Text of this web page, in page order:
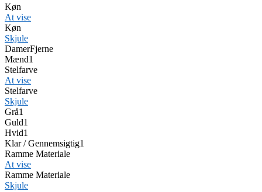
Køn
At vise
Køn
Skjule
DamerFjerne
Mænd1
Stelfarve
At vise
Stelfarve
Skjule
Grå1
Guld1
Hvid1
Klar / Gennemsigtig1
Ramme Materiale
At vise
Ramme Materiale
Skjule